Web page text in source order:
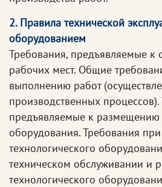
2. Правила технической
оборудованием
Требования, предъявляемые к
рабочих мест. Общие
выполнению работ
производственных
предъявляемые к размещению
оборудования. Требования
технологического
техническом обслуживании и
технологического